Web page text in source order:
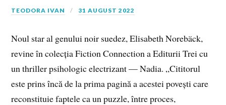
TEODORA IVAN 31 AUGUST 2022
Noul star al genului noir suedez, Elisabeth Norebäck,
revine în colecția Fiction Connection a Editurii Trei cu
un thriller psihologic electrizant — Nadia. „Cititorul
este prins încă de la prima pagină a acestei povești care
reconstituie faptele ca un puzzle, între proces,